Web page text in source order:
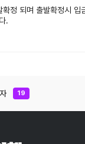
정 되며 출발확정시 입
.
19